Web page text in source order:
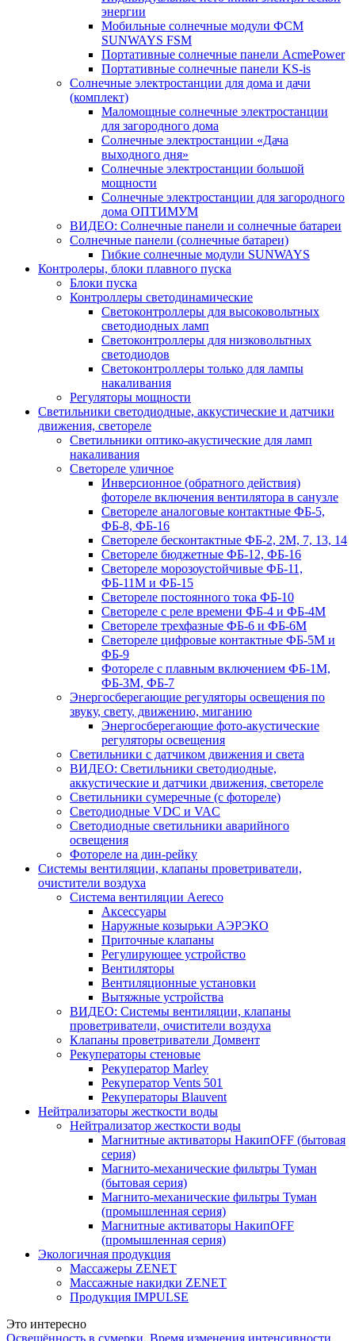
энергии
Мобильные солнечные модули ФСМ
SUNWAYS FSM
Портативные солнечные панели AcmePower
Портативные солнечные панели KS-is
Солнечные электростанции для дома и дачи
(комплект)
Маломощные солнечные электростанции
для загородного дома
Солнечные электростанции «Дача
выходного дня»
Солнечные электростанции большой
мощности
Солнечные электростанции для загородного
дома ОПТИМУМ
ВИДЕО: Солнечные панели и солнечные батареи
Солнечные панели (солнечные батареи)
Гибкие солнечные модули SUNWAYS
Контролеры, блоки плавного пуска
Блоки пуска
Контроллеры светодинамические
Светоконтроллеры для высоковольтных
светодиодных ламп
Светоконтроллеры для низковольтных
светодиодов
Светоконтроллеры только для лампы
накаливания
Регуляторы мощности
Светильники светодиодные, аккустические и датчики
движения, светореле
Светильники оптико-акустические для ламп
накаливания
Светореле уличное
Инверсионное (обратного действия)
фотореле включения вентилятора в санузле
Светореле аналоговые контактные ФБ-5,
ФБ-8, ФБ-16
Светореле бесконтактные ФБ-2, 2М, 7, 13, 14
Светореле бюджетные ФБ-12, ФБ-16
Светореле морозоустойчивые ФБ-11,
ФБ-11М и ФБ-15
Светореле постоянного тока ФБ-10
Светореле с реле времени ФБ-4 и ФБ-4М
Светореле трехфазные ФБ-6 и ФБ-6М
Светореле цифровые контактные ФБ-5М и
ФБ-9
Фотореле с плавным включением ФБ-1М,
ФБ-3М, ФБ-7
Энергосберегающие регуляторы освещения по
звуку, свету, движению, миганию
Энергосберегающие фото-акустические
регуляторы освещения
Светильники с датчиком движения и света
ВИДЕО: Светильники светодиодные,
аккустические и датчики движения, светореле
Светильники сумеречные (с фотореле)
Светодиодные VDC и VAC
Светодиодные светильники аварийного
освещения
Фотореле на дин-рейку
Системы вентиляции, клапаны проветриватели,
очистители воздуха
Система вентиляции Aereco
Аксессуары
Наружные козырьки АЭРЭКО
Приточные клапаны
Регулирующее устройство
Вентиляторы
Вентиляционные установки
Вытяжные устройства
ВИДЕО: Системы вентиляции, клапаны
проветриватели, очистители воздуха
Клапаны проветриватели Домвент
Рекуператоры стеновые
Рекуператор Marley
Рекуператор Vents 501
Рекуператоры Blauvent
Нейтрализаторы жесткости воды
Нейтрализатор жесткости воды
Магнитные активаторы НакипOFF (бытовая
серия)
Магнито-механические фильтры Туман
(бытовая серия)
Магнито-механические фильтры Туман
(промышленная серия)
Магнитные активаторы НакипOFF
(промышленная серия)
Экологичная продукция
Массажеры ZENET
Массажные накидки ZENET
Продукция IMPULSE
Это интересно
Освещённость в сумерки. Время изменения интенсивности